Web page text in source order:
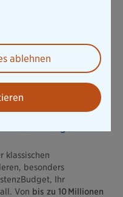
im Tarif Prestige
für Helm oder Schützer
oder Kletterkurse.
klassischen
besonders
Ihr
Von bis zu 10 Millionen
ablehnen